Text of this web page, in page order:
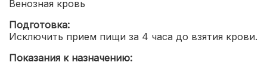
Венозная кровь
Подготовка:
Исключить прием пищи за 4 часа до взятия крови.
Показания к назначению: